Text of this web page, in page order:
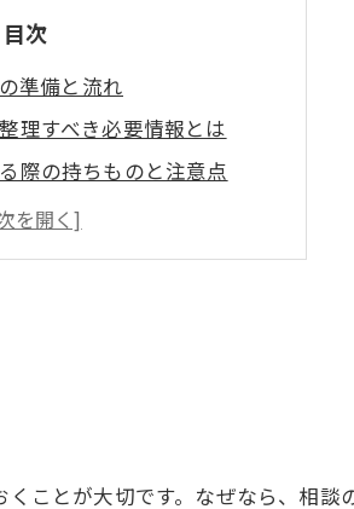
目次
準備と流れ
理すべき必要情報とは
際の持ちものと注意点
の対応を左右する理由
を得る説明のコツ
弁護士活用術
と節約ポイントの解説
ことが大切です。なぜなら、相